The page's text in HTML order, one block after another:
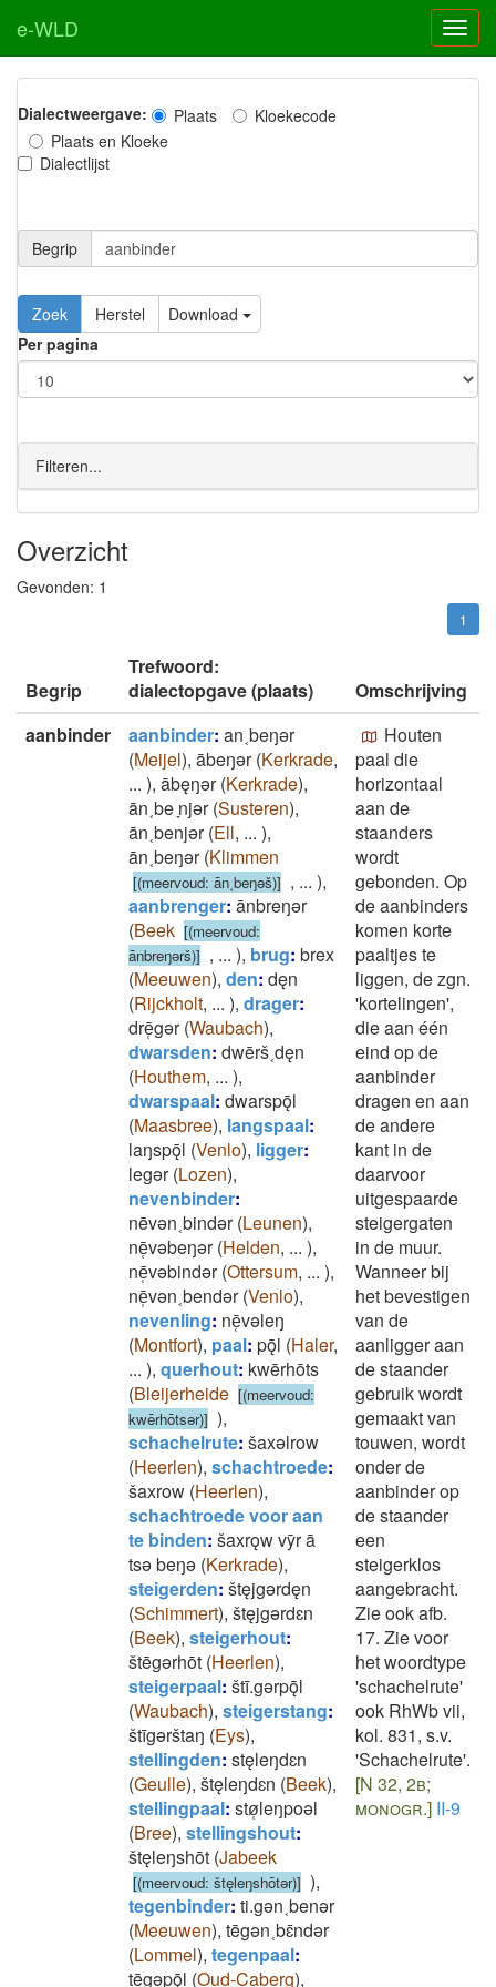
e-WLD
Dialectweergave: Plaats
Kloekecode
Plaats en Kloeke
Dialectlijst
Begrip
Zoek Herstel
Download
Per pagina
Filteren...
Overzicht
Gevonden: 1
1
Begrip
Trefwoord:
dialectopgave (plaats)
Omschrijving
aanbinder
aanbinder: an˱beŋǝr
(Meijel), ābeŋǝr(Kerkrade,
... ), ābęŋǝr(Kerkrade),
ān˱be ̞njǝr(Susteren),
ān˱benjǝr(Ell, ... ),
ān˱beŋǝr(Klimmen
[(meervoud: ān˱beŋǝš)] , ... ),
aanbrenger: ānbreŋǝr
(Beek [(meervoud:
ānbreŋǝrš)] , ... ), brug: brex
(Meeuwen), den: dęn
(Rijckholt, ... ), drager:
drē̜gǝr(Waubach),
dwarsden: dwērš˱dęn
(Houthem, ... ),
dwarspaal: dwarspǭl
(Maasbree), langspaal:
laŋspǭl (Venlo), ligger:
legǝr(Lozen),
nevenbinder:
nēvǝn˱bindǝr(Leunen),
nē̜vǝbeŋǝr(Helden, ... ),
nē̜vǝbindǝr(Ottersum, ... ),
nē̜vǝn˱bendǝr(Venlo),
nevenling: nē̜vǝleŋ
(Montfort), paal: pǭl (Haler,
... ), querhout: kwērhōts
(Bleijerheide [(meervoud:
kwērhōtsǝr)] ),
schachelrute: šaxǝlrow
(Heerlen), schachtroede:
šaxrow (Heerlen),
schachtroede voor aan
te binden: šaxrǫw vȳr ā
tsǝ beŋǝ (Kerkrade),
steigerden: štęjgǝrdęn
(Schimmert), štęjgǝrdɛn
(Beek), steigerhout:
štēgǝrhōt (Heerlen),
steigerpaal: štī.gǝrpǭl
(Waubach), steigerstang:
štīgǝrštaŋ (Eys),
stellingden: stęleŋdɛn
(Geulle), štęleŋdɛn (Beek),
stellingpaal: stø̜leŋpoǝl
(Bree), stellingshout:
štęleŋshōt (Jabeek
[(meervoud: štęleŋshōtǝr)] ),
tegenbinder: ti.gǝn˱benǝr
(Meeuwen), tēgǝn˱bɛ̄ndǝr
(Lommel), tegenpaal:
tēgǝpǭl (Oud-Caberg),
Houten
paal die
horizontaal
aan de
staanders
wordt
gebonden. Op
de aanbinders
komen korte
paaltjes te
liggen, de zgn.
'kortelingen',
die aan één
eind op de
aanbinder
dragen en aan
de andere
kant in de
daarvoor
uitgespaarde
steigergaten
in de muur.
Wanneer bij
het bevestigen
van de
aanligger aan
de staander
gebruik wordt
gemaakt van
touwen, wordt
onder de
aanbinder op
de staander
een
steigerklos
aangebracht.
Zie ook afb.
17. Zie voor
het woordtype
'schachelrute'
ook RhWb vii,
kol. 831, s.v.
'Schachelrute'.
[N 32, 2b;
monogr.] II-9